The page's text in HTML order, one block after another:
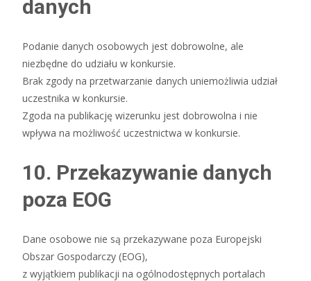
danych
Podanie danych osobowych jest dobrowolne, ale
niezbędne do udziału w konkursie.
Brak zgody na przetwarzanie danych uniemożliwia udział
uczestnika w konkursie.
Zgoda na publikację wizerunku jest dobrowolna i nie
wpływa na możliwość uczestnictwa w konkursie.
10. Przekazywanie danych
poza EOG
Dane osobowe nie są przekazywane poza Europejski
Obszar Gospodarczy (EOG),
z wyjątkiem publikacji na ogólnodostępnych portalach